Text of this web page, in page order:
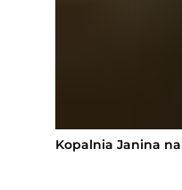
Kopalnia Janina